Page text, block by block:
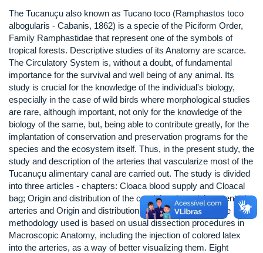
The Tucanuçu also known as Tucano toco (Ramphastos toco
albogularis - Cabanis, 1862) is a specie of the Piciform Order,
Family Ramphastidae that represent one of the symbols of
tropical forests. Descriptive studies of its Anatomy are scarce.
The Circulatory System is, without a doubt, of fundamental
importance for the survival and well being of any animal. Its
study is crucial for the knowledge of the individual's biology,
especially in the case of wild birds where morphological studies
are rare, although important, not only for the knowledge of the
biology of the same, but, being able to contribute greatly, for the
implantation of conservation and preservation programs for the
species and the ecosystem itself. Thus, in the present study, the
study and description of the arteries that vascularize most of the
Tucanuçu alimentary canal are carried out. The study is divided
into three articles - chapters: Cloaca blood supply and Cloacal
bag; Origin and distribution of the cranial and caudal mesenteric
arteries and Origin and distribution of the celiac artery. The
methodology used is based on usual dissection procedures in
Macroscopic Anatomy, including the injection of colored latex
into the arteries, as a way of better visualizing them. Eight